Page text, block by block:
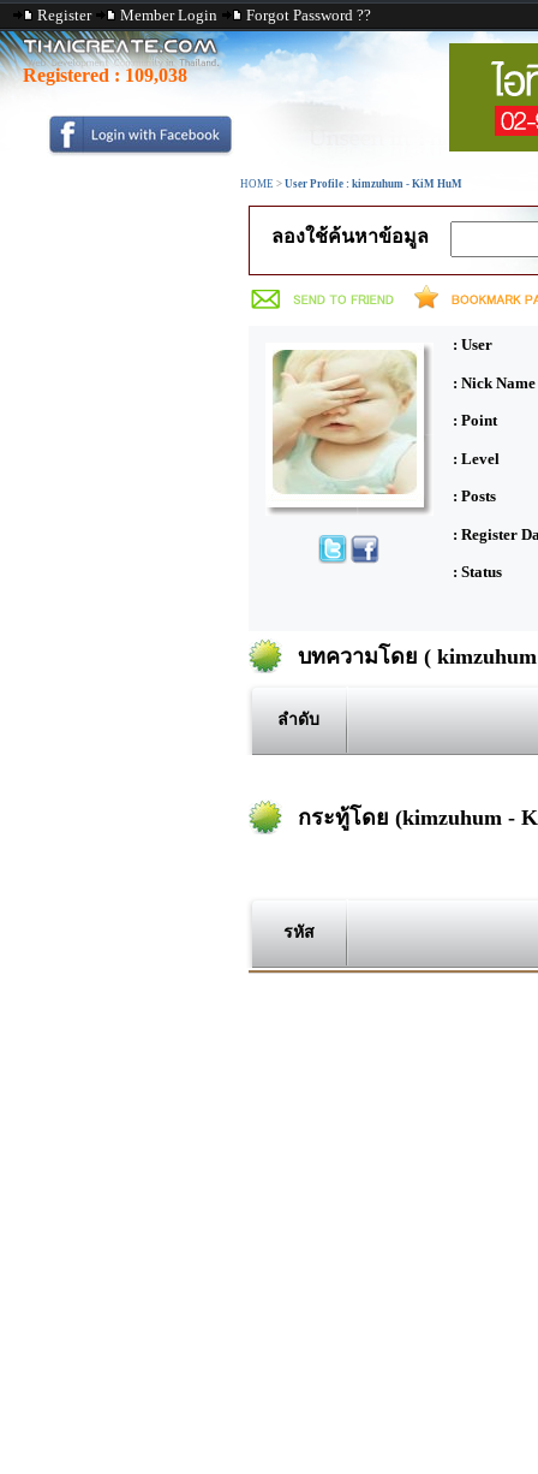
Register Member Login Forgot Password ??
Registered : 109,038
HOME > User Profile : kimzuhum - KiM HuM
ลองใช้ค้นหาข้อมูล
: User
: Nick Name
: Point
: Level
: Posts
: Register
: Status
บทความโดย (
ลำดับ
กระทู้โดย (kimzuhum -
รหัส